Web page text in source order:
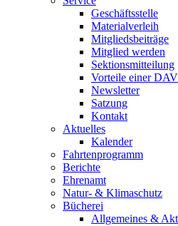
Geschäftsstelle
Materialverleih
Mitgliedsbeiträge
Mitglied werden
Sektionsmitteilung
Vorteile einer
Newsletter
Satzung
Kontakt
Aktuelles
Kalender
Fahrtenprogramm
Berichte
Ehrenamt
Natur- & Klimaschutz
Bücherei
Allgemeines &